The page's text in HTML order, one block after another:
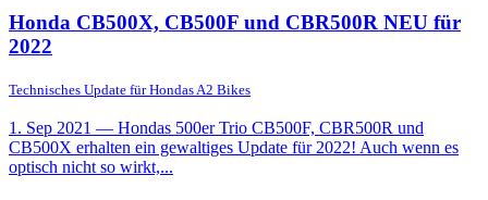
Honda CB500X, CB500F und CBR500R NEU für
2022
Technisches Update für Hondas A2 Bikes
1. Sep 2021 — Hondas 500er Trio CB500F, CBR500R und
CB500X erhalten ein gewaltiges Update für 2022! Auch wenn es
optisch nicht so wirkt,...